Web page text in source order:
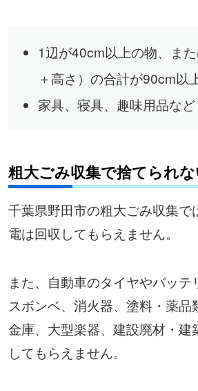
1辺が40cm以上の物、ま
＋高さ）の合計が90cm以
家具、寝具、趣味用品など
粗大ごみ収集で捨てられ
千葉県野田市の粗大ごみ収集で
電は回収してもらえません。
また、自動車のタイヤやバッ
スボンベ、消火器、塗料・薬品
金庫、大型楽器、建設廃材・建
してもらえません。